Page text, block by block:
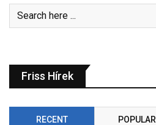
Friss Hírek
RECENT POPULAR